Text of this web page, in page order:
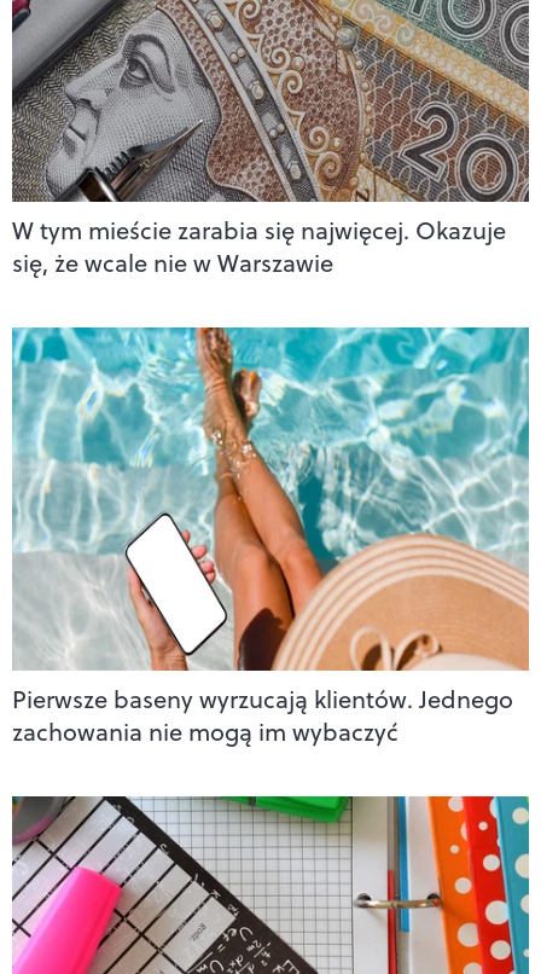
W tym mieście zarabia się najwięcej. Okazuje
się, że wcale nie w Warszawie
Pierwsze baseny wyrzucają klientów. Jednego
zachowania nie mogą im wybaczyć